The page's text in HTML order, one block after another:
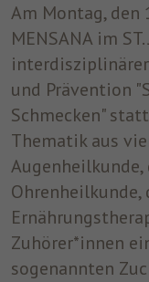
Am Montag, den
MENSANA im
und Prävention
Schmecken"
Thematik aus
Augenheilkunde,
Zuhörer*innen
sogenannten